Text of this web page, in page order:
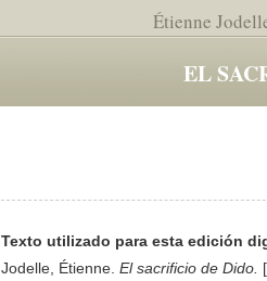
Étienne
EL
Texto utilizado para esta edición
Jodelle, Étienne. El sacrificio de Dido. [